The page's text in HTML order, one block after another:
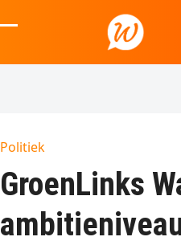
to
mobile
mobile
Politiek
GroenLinks